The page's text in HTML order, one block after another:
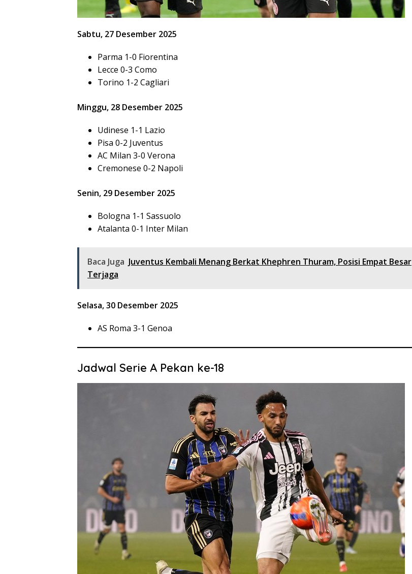
Sabtu, 27 Desember 2025
Parma 1-0 Fiorentina
Lecce 0-3 Como
Torino 1-2 Cagliari
Minggu, 28 Desember 2025
Udinese 1-1 Lazio
Pisa 0-2 Juventus
AC Milan 3-0 Verona
Cremonese 0-2 Napoli
Senin, 29 Desember 2025
Bologna 1-1 Sassuolo
Atalanta 0-1 Inter Milan
Baca Juga Juventus Kembali Menang Berkat Khephren Thuram, Posisi Empat Besar
Terjaga
Selasa, 30 Desember 2025
AS Roma 3-1 Genoa
Jadwal Serie A Pekan ke-18